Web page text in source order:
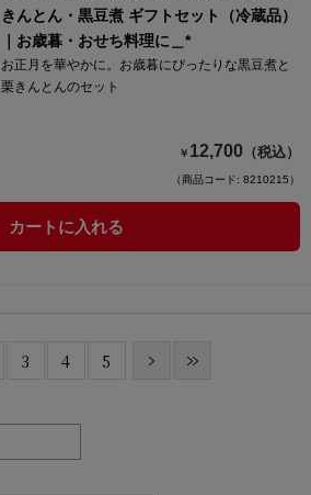
きんとん・黒豆煮 ギフトセット（冷蔵品）
｜お歳暮・おせち料理に＿*
お正月を華やかに。お歳暮にぴったりな黒豆煮と
栗きんとんのセット
￥ 12,700 （税込）
（商品コード: 8210215）
カートに入れる
3 4 5